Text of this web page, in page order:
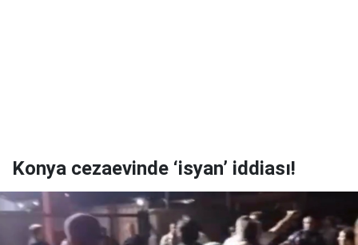
Konya cezaevinde ‘isyan’ iddiası!